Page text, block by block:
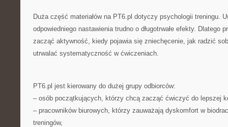
Duża część materiałów na PT6.pl dotyczy psychologii treningu.
odpowiedniego nastawienia trudno o długotrwałe efekty. Dlatego
zacząć aktywność, kiedy pojawia się zniechęcenie, jak radzić
utrwalać systematyczność w ćwiczeniach.
PT6.pl jest kierowany do dużej grupy odbiorców:
– osób początkujących, którzy chcą zacząć ćwiczyć do lepszej
– pracowników biurowych, którzy zauważają dyskomfort w
treningów,